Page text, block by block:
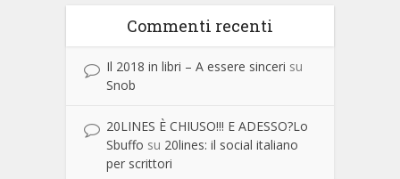
Commenti recenti
Il 2018 in libri – A essere sinceri su
Snob
20LINES È CHIUSO!!! E ADESSO?Lo
Sbuffo su 20lines: il social italiano
per scrittori